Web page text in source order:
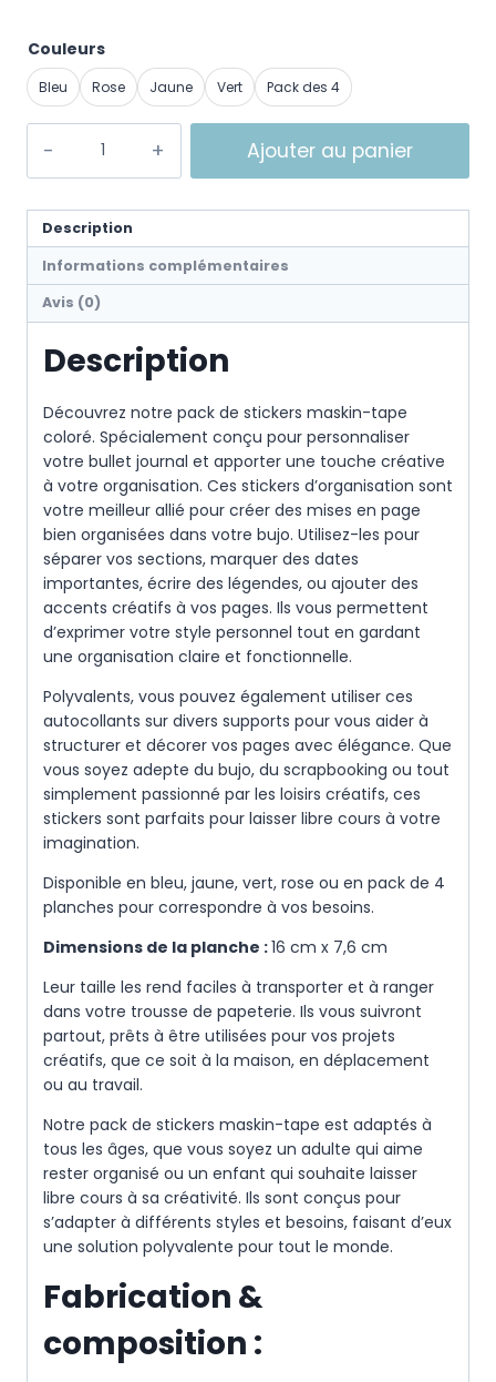
Couleurs
Bleu Rose Jaune Vert Pack des 4
Ajouter au panier
Description
Informations complémentaires
Avis (0)
Description
Découvrez notre pack de stickers maskin-tape
coloré. Spécialement conçu pour personnaliser
votre bullet journal et apporter une touche créative
à votre organisation. Ces stickers d’organisation sont
votre meilleur allié pour créer des mises en page
bien organisées dans votre bujo. Utilisez-les pour
séparer vos sections, marquer des dates
importantes, écrire des légendes, ou ajouter des
accents créatifs à vos pages. Ils vous permettent
d’exprimer votre style personnel tout en gardant
une organisation claire et fonctionnelle.
Polyvalents, vous pouvez également utiliser ces
autocollants sur divers supports pour vous aider à
structurer et décorer vos pages avec élégance. Que
vous soyez adepte du bujo, du scrapbooking ou tout
simplement passionné par les loisirs créatifs, ces
stickers sont parfaits pour laisser libre cours à votre
imagination.
Disponible en bleu, jaune, vert, rose ou en pack de 4
planches pour correspondre à vos besoins.
Dimensions de la planche :16 cm x 7,6 cm
Leur taille les rend faciles à transporter et à ranger
dans votre trousse de papeterie. Ils vous suivront
partout, prêts à être utilisées pour vos projets
créatifs, que ce soit à la maison, en déplacement
ou au travail.
Notre pack de stickers maskin-tape est adaptés à
tous les âges, que vous soyez un adulte qui aime
rester organisé ou un enfant qui souhaite laisser
libre cours à sa créativité. Ils sont conçus pour
s’adapter à différents styles et besoins, faisant d’eux
une solution polyvalente pour tout le monde.
Fabrication &
composition :